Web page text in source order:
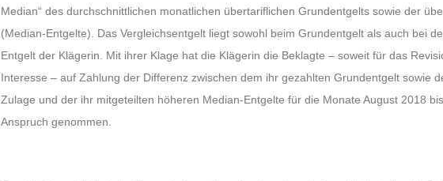
Median“ des durchschnittlichen monatlichen übertariflichen Grundentgelts sowie der
(Median-Entgelte). Das Vergleichsentgelt liegt sowohl beim Grundentgelt als auch bei
Entgelt der Klägerin. Mit ihrer Klage hat die Klägerin die Beklagte – soweit für das
Interesse – auf Zahlung der Differenz zwischen dem ihr gezahlten Grundentgelt sowie
Zulage und der ihr mitgeteilten höheren Median-Entgelte für die Monate August 2018
Anspruch genommen.